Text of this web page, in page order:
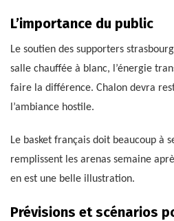
L’importance du public
Le soutien des supporters
salle chauffée à blanc, l’énergie
faire la différence. Chalon devra
l’ambiance hostile.
Le basket français doit beaucoup à
remplissent les arenas semaine
en est une belle illustration.
Prévisions et scénarios